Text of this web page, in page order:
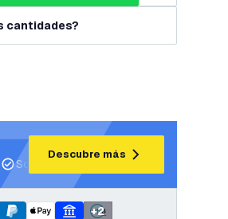
cantidades?
Soporte para proyectos y planes de
Descubre más
+2